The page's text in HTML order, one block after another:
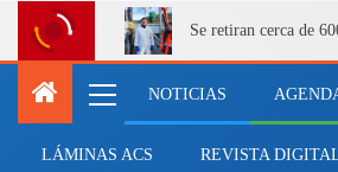
Se retiran cerca de
NOTICIAS
LÁMINAS ACS REVISTA